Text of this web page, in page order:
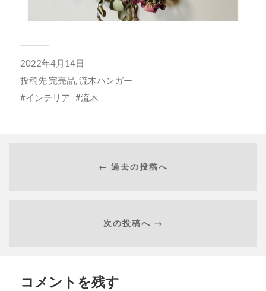
2022年4月14日
投稿先 完売品,流木ハンガー
インテリア
流木
← 過去の投稿へ
次の投稿へ →
コメントを残す